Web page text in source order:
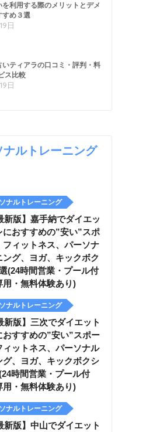
を利用する際のメリットとデメ
すめ３選
日
いティアラの口コミ・評判・料
ス比較
日
ナルトレーニング
ナルトレーニング
新版】嘉手納でダイエッ
におすすめの”安い”スポ
フィットネス、パーソナ
ング、ヨガ、キックボク
(24時間営業・プール付
用・無料体験あり)
ナルトレーニング
新版】三次でダイエット
おすすめの”安い”スポー
ィットネス、パーソナル
グ、ヨガ、キックボクシ
時間営業・プール付
用・無料体験あり)
ナルトレーニング
新版】中山でダイエット